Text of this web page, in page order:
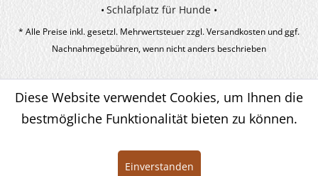
Schlafplatz für Hunde
* Alle Preise inkl. gesetzl. Mehrwertsteuer zzgl.Versandkostenund ggf.
Nachnahmegebühren, wenn nicht anders beschrieben
Diese Website verwendet Cookies, um Ihnen die
bestmögliche Funktionalität bieten zu können.
Einverstanden